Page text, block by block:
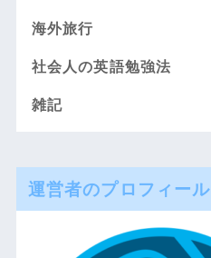
海外旅行
社会人の英語勉強法
雑記
運営者のプロフィール